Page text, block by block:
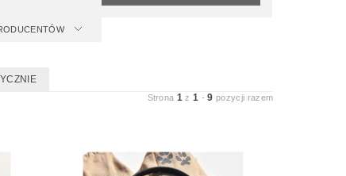
Strona 1 z1 -9 pozycji razem